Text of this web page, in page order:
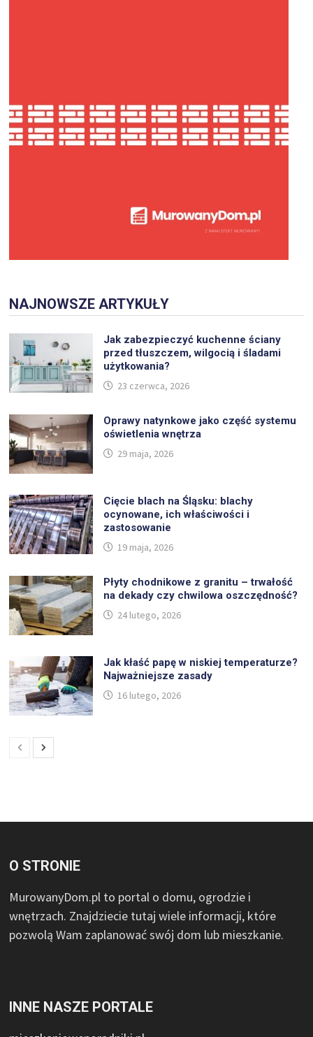
NAJNOWSZE ARTYKUŁY
Jak zabezpieczyć kuchenne ściany
przed tłuszczem, wilgocią i śladami
użytkowania?
23 czerwca, 2026
Oprawy natynkowe jako część systemu
oświetlenia wnętrza
29 maja, 2026
Cięcie blach na Śląsku: blachy
ocynowane, ich właściwości i
zastosowanie
19 maja, 2026
Płyty chodnikowe z granitu – trwałość
na dekady czy chwilowa oszczędność?
24 lutego, 2026
Jak kłaść papę w niskiej temperaturze?
Najważniejsze zasady
16 lutego, 2026
O STRONIE
MurowanyDom.pl to portal o domu, ogrodzie i
wnętrzach. Znajdziecie tutaj wiele informacji, które
pozwolą Wam zaplanować swój dom lub mieszkanie.
INNE NASZE PORTALE